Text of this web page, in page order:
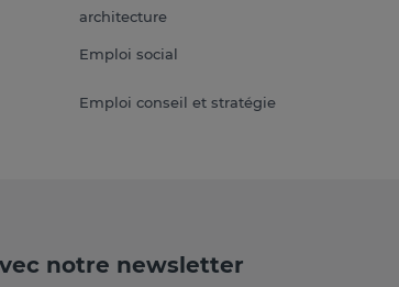
architecture
Emploi social
Emploi conseil et stratégie
notre newsletter